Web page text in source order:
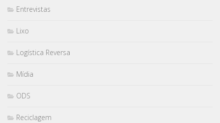
Entrevistas
Lixo
Logística Reversa
Mídia
ODS
Reciclagem